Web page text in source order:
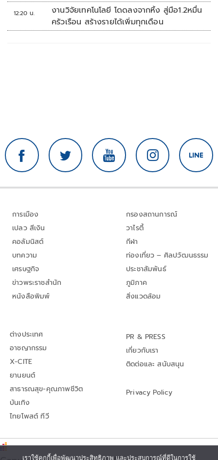
12:20 น.
งานวิจัยเทคโนโลยี โดดลงจากหิ้ง สู่มือ1.2หมื่น
ครัวเรือน สร้างรายได้เพิ่มทุกเดือน
การเมือง
เปลว สีเงิน
คอลัมนิสต์
บทความ
เศรษฐกิจ
ข่าวพระราชสำนัก
หนังสือพิมพ์
กรองสถานการณ์
วาไรตี้
กีฬา
ท่องเที่ยว – ศิลปวัฒนธรรม
ประชาสัมพันธ์
ภูมิภาค
สิ่งแวดล้อม
ต่างประเทศ
อาชญากรรม
X-CITE
ยานยนต์
สาธารณสุข-คุณภาพชีวิต
บันเทิง
ไทยโพสต์ ทีวี
PR & PRESS
เกี่ยวกับเรา
ติดต่อและ สนับสนุน
Privacy Policy
เราใช้คุกกี้เพื่อพัฒนาประสิทธิภาพ และประสบการณ์ที่ดีในการใช้